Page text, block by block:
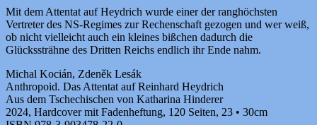
Mit dem Attentat auf Heydrich wurde einer der ranghöchsten
Vertreter des NS-Regimes zur Rechenschaft gezogen und wer weiß,
ob nicht vielleicht auch ein kleines bißchen dadurch die
Glückssträhne des Dritten Reichs endlich ihr Ende nahm.
Michal Kocián, Zdeněk Lesák
Anthropoid. Das Attentat auf Reinhard Heydrich
Aus dem Tschechischen von Katharina Hinderer
2024, Hardcover mit Fadenheftung, 120 Seiten, 23 • 30cm